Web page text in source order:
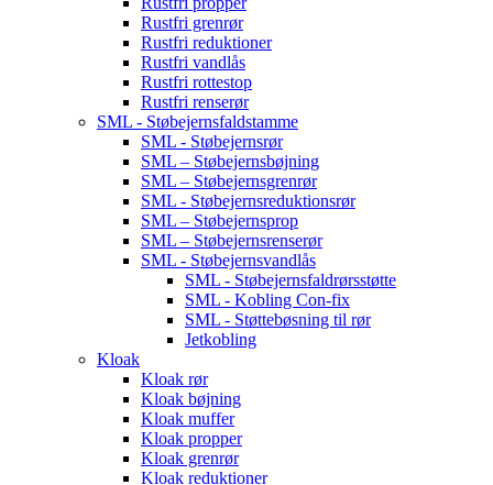
Rustfri grenrør
Rustfri reduktioner
Rustfri vandlås
Rustfri rottestop
Rustfri renserør
SML - Støbejernsfaldstamme
SML - Støbejernsrør
SML – Støbejernsbøjning
SML – Støbejernsgrenrør
SML - Støbejernsreduktionsrør
SML – Støbejernsprop
SML – Støbejernsrenserør
SML - Støbejernsvandlås
SML - Støbejernsfaldrørsstøtte
SML - Kobling Con-fix
SML - Støttebøsning til rør
Jetkobling
Kloak
Kloak rør
Kloak bøjning
Kloak muffer
Kloak propper
Kloak grenrør
Kloak reduktioner